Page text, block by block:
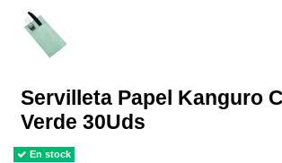
Servilleta Papel Kanguro
Verde 30Uds
En stock